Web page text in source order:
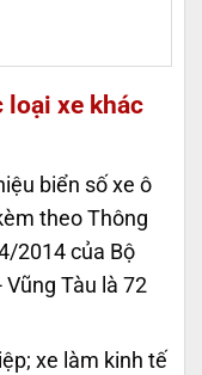
loại xe khác
biển số xe ô
theo Thông
2014 của Bộ
Vũng Tàu là 72
xe làm kinh tế